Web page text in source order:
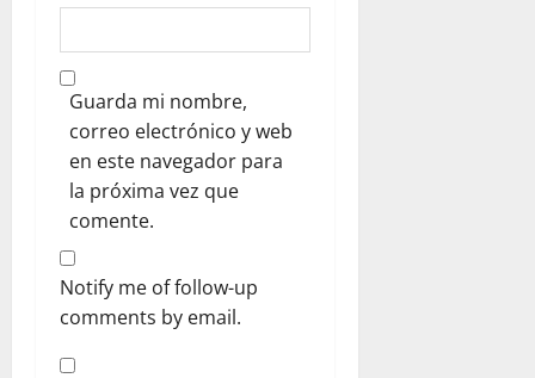
Guarda mi nombre,
correo electrónico y web
en este navegador para
la próxima vez que
comente.
Notify me of follow-up
comments by email.